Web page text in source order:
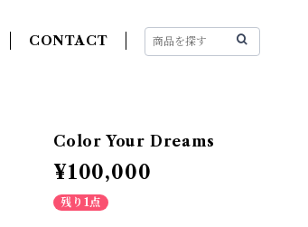
CONTACT
Color Your Dreams
¥100,000
残り1点